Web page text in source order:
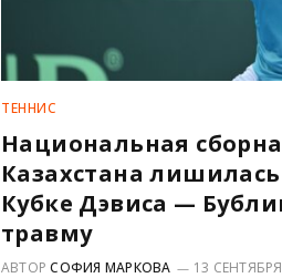
ТЕННИС
Национальная
Казахстана
Кубке Дэвиса —
травму
АВТОРСОФИЯ МАРКОВА 13